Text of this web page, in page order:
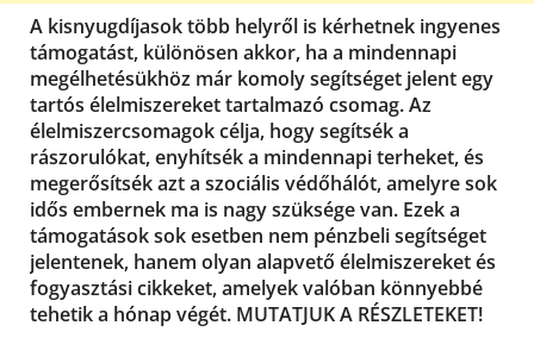
A kisnyugdíjasok több helyről is kérhetnek ingyenes
támogatást, különösen akkor, ha a mindennapi
megélhetésükhöz már komoly segítséget jelent egy
tartós élelmiszereket tartalmazó csomag. Az
élelmiszercsomagok célja, hogy segítsék a
rászorulókat, enyhítsék a mindennapi terheket, és
megerősítsék azt a szociális védőhálót, amelyre sok
idős embernek ma is nagy szüksége van. Ezek a
támogatások sok esetben nem pénzbeli segítséget
jelentenek, hanem olyan alapvető élelmiszereket és
fogyasztási cikkeket, amelyek valóban könnyebbé
tehetik a hónap végét. MUTATJUK A RÉSZLETEKET!